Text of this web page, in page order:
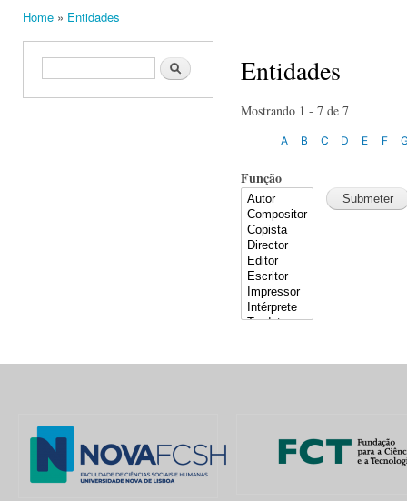
Home » Entidades
Search form Search Entidades
Mostrando 1 - 7 de 7
A B C D E F
Função